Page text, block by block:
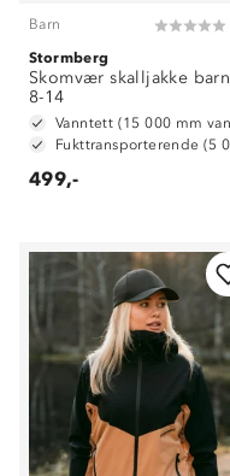
Barn
Stormberg
Skomvær skalljakke barn
8-14
499,-